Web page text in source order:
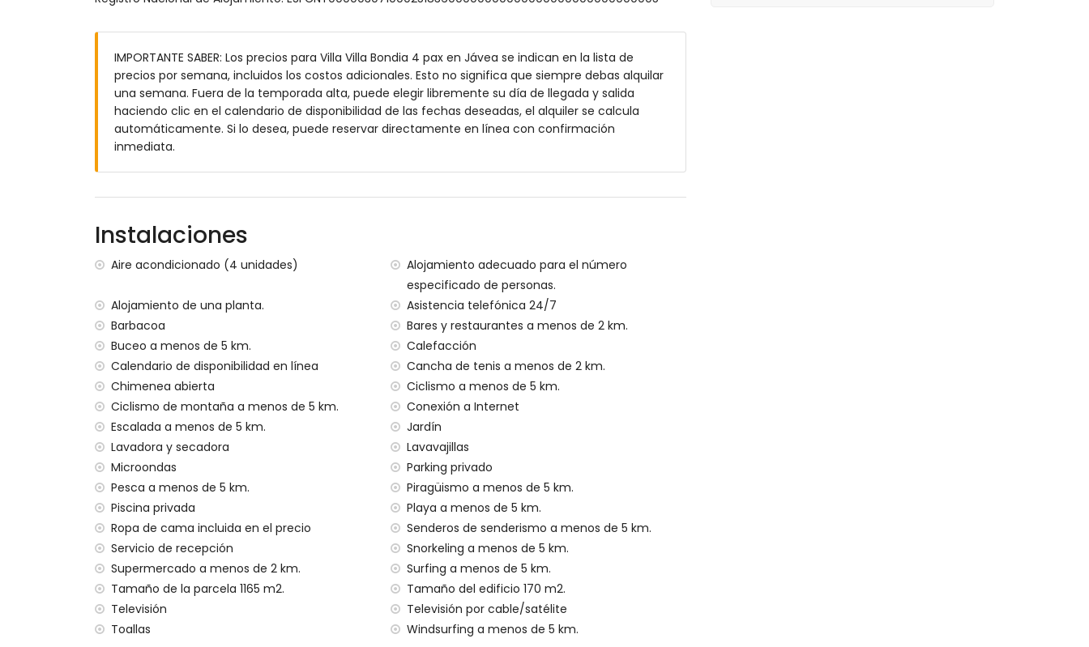
piscina privada de 8m x 4m y 2m de profundidad
barbacoa
ducha exterior
zona de estar al aire libre y comedor exterior
espacio de aparcamiento privado cubierto
Más información
pueblo más cercano: Jávea (a menos de 10 kilómetros de la villa)
puerto más cercano: Duanes del Mar, Jávea (a menos de 10 kilómetros de la villa)
parque más cercano: La Guardia, Jávea (a menos de 5 kilómetros de la villa)
aeropuerto más cercano: Alicante (a menos de 100 kilómetros de la villa)
segundo aeropuerto más cercano: Valencia (> 100 kilómetros)
El alojamiento es muy adecuado para familias con niños
Instalaciones y servicios incluidos en el precio del alquiler de la villa
internet (WiFi)
aspiradora y plancha con tabla de planchar
ropa de cama y toallas
servicio de recepción y servicio de emergencia 24 horas
Instalaciones y servicios con cargo extra
cama extra y cuna para niños (a petición)
Lugares de interés y cultura en Jávea, Costa Blanca
museo (Pueblo Histórico, Jávea), iglesia (San Bartolomé, Jávea), ruina (Pueblo Histórico, Jávea),
monumento (Pueblo Histórico, Jávea), edificio arquitectónico (Pueblo Histórico, Jávea), lugar
histórico (Pueblo Histórico y Jávea) (a menos de 10 kilómetros del alojamiento)
castillo (Portal de la Vila y Denia) (a menos de 25 kilómetros del alojamiento)
Deportes
IMPORTANTE SABER: Los precios para Villa Villa Bondia 4 pax en Jávea se indican en la lista de
precios por semana, incluidos los costos adicionales. Esto no significa que siempre debas alquilar
una semana. Fuera de la temporada alta, puede elegir libremente su día de llegada y salida
haciendo clic en el calendario de disponibilidad de las fechas deseadas, el alquiler se calcula
automáticamente. Si lo desea, puede reservar directamente en línea con confirmación
inmediata.
Instalaciones
Aire acondicionado (4 unidades)
Alojamiento adecuado para el número
especificado de personas.
Alojamiento de una planta.
Asistencia telefónica 24/7
Barbacoa
Bares y restaurantes a menos de 2 km.
Buceo a menos de 5 km.
Calefacción
Calendario de disponibilidad en línea
Cancha de tenis a menos de 2 km.
Chimenea abierta
Ciclismo a menos de 5 km.
Ciclismo de montaña a menos de 5 km.
Conexión a Internet
Escalada a menos de 5 km.
Jardín
Lavadora y secadora
Lavavajillas
Microondas
Parking privado
Pesca a menos de 5 km.
Piragüismo a menos de 5 km.
Piscina privada
Playa a menos de 5 km.
Ropa de cama incluida en el precio
Senderos de senderismo a menos de 5 km.
Servicio de recepción
Snorkeling a menos de 5 km.
Supermercado a menos de 2 km.
Surfing a menos de 5 km.
Tamaño de la parcela 1165 m2.
Tamaño del edificio 170 m2.
Televisión
Televisión por cable/satélite
Toallas
Windsurfing a menos de 5 km.